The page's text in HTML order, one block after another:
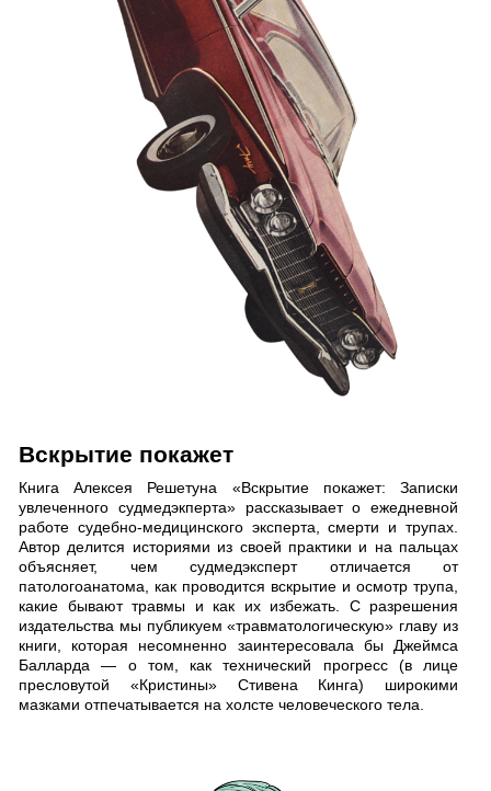
Вскрытие покажет
Книга Алексея Решетуна «Вскрытие покажет: Записки
увлеченного судмедэкперта» рассказывает о ежедневной
работе судебно-медицинского эксперта, смерти и трупах.
Автор делится историями из своей практики и на пальцах
объясняет, чем судмедэксперт отличается от
патологоанатома, как проводится вскрытие и осмотр трупа,
какие бывают травмы и как их избежать. С разрешения
издательства мы публикуем «травматологическую» главу из
книги, которая несомненно заинтересовала бы Джеймса
Балларда — о том, как технический прогресс (в лице
пресловутой «Кристины» Стивена Кинга) широкими
мазками отпечатывается на холсте человеческого тела.